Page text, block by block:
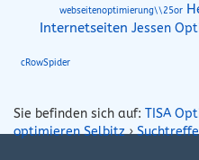
webseitenoptimierung\\25or
Internetseiten Jessen
cRowSpider
Sie befinden sich auf: TISA
optimieren Selbitz›